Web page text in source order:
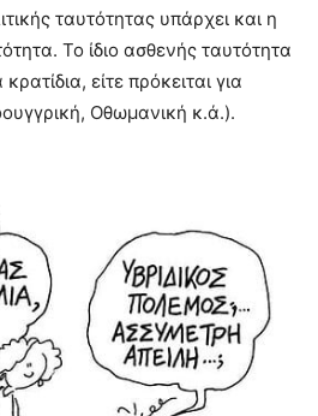
ταυτότητας υπάρχει και η
Το ίδιο ασθενής ταυτότητα
είτε πρόκειται για
Οθωμανική κ.ά.).